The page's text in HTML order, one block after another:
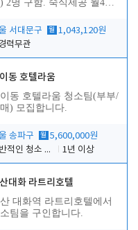
2명 구함. 숙식제공 월4회
서대문구
월 1,043,120원
력무관
동 호텔라움
동 호텔라움 청소팀(부부/
) 모집합니다.
송파구 월 5,600,000원
전반적인 청소 업무(객실청소.객실정리)
1년 이상
대화 라트리호텔
대화역 라트리호텔에서
팀을 구인합니다.